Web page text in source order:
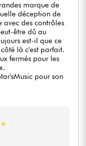
marque de
déception de
avec des contrôles
être dû au
est-il que ce
là c'est parfait.
fermés pour les
pour son
★
★